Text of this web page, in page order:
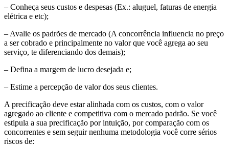
– Conheça seus custos e despesas (Ex.: aluguel, faturas de energia
elétrica e etc);
– Avalie os padrões de mercado (A concorrência influencia no preço
a ser cobrado e principalmente no valor que você agrega ao seu
serviço, te diferenciando dos demais);
– Defina a margem de lucro desejada e;
– Estime a percepção de valor dos seus clientes.
A precificação deve estar alinhada com os custos, com o valor
agregado ao cliente e competitiva com o mercado padrão. Se você
estipula a sua precificação por intuição, por comparação com os
concorrentes e sem seguir nenhuma metodologia você corre sérios
riscos de: